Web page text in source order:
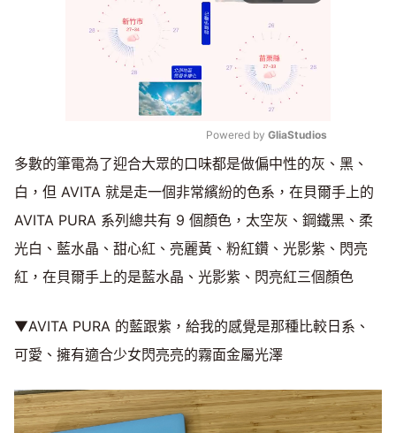
Mute
Powered by GliaStudios
多數的筆電為了迎合大眾的口味都是做偏中性的灰、黑、
白，但 AVITA 就是走一個非常繽紛的色系，在貝爾手上的
AVITA PURA 系列總共有 9 個顏色，太空灰、鋼鐵黑、柔
光白、藍水晶、甜心紅、亮麗黃、粉紅鑽、光影紫、閃亮
紅，在貝爾手上的是藍水晶、光影紫、閃亮紅三個顏色
▼AVITA PURA 的藍跟紫，給我的感覺是那種比較日系、
可愛、擁有適合少女閃亮亮的霧面金屬光澤